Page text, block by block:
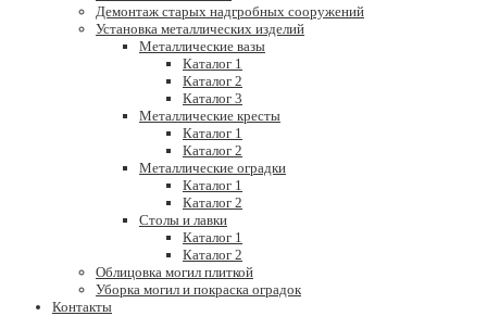
Демонтаж старых надгробных сооружений
Установка металлических изделий
Металлические вазы
Каталог 1
Каталог 2
Каталог 3
Металлические кресты
Каталог 1
Каталог 2
Металлические оградки
Каталог 1
Каталог 2
Столы и лавки
Каталог 1
Каталог 2
Облицовка могил плиткой
Уборка могил и покраска оградок
Контакты